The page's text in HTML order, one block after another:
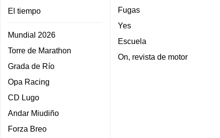
El tiempo
Mundial 2026
Torre de Marathon
Grada de Río
Opa Racing
CD Lugo
Andar Miudiño
Forza Breo
Fugas
Yes
Escuela
On, revista de motor